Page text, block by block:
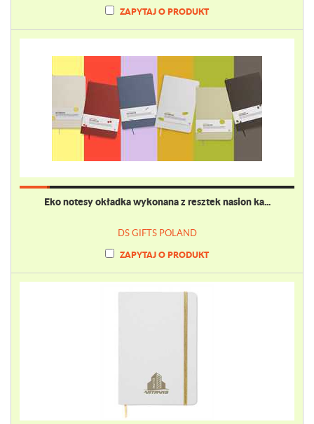
ZAPYTAJ O PRODUKT
Eko notesy okładka wykonana z resztek nasion ka...
DS GIFTS POLAND
ZAPYTAJ O PRODUKT